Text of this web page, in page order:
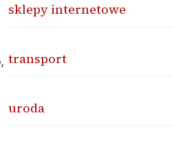
sklepy internetowe
transport
uroda